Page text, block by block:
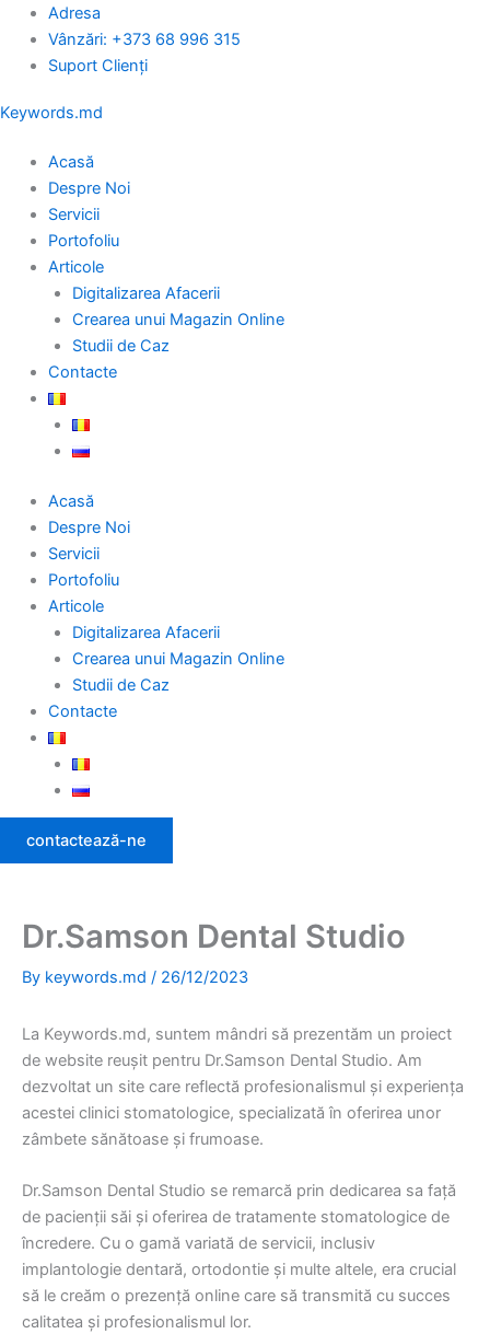
content
Adresa
Vânzări: +373 68 996 315
Suport Clienți
Keywords.md
Acasă
Despre Noi
Servicii
Portofoliu
Articole
Digitalizarea Afacerii
Crearea unui Magazin Online
Studii de Caz
Contacte
Acasă
Despre Noi
Servicii
Portofoliu
Articole
Digitalizarea Afacerii
Crearea unui Magazin Online
Studii de Caz
Contacte
contactează-ne
Dr.Samson Dental Studio
By keywords.md / 26/12/2023
La Keywords.md, suntem mândri să prezentăm un proiect
de website reușit pentru Dr.Samson Dental Studio. Am
dezvoltat un site care reflectă profesionalismul și experiența
acestei clinici stomatologice, specializată în oferirea unor
zâmbete sănătoase și frumoase.
Dr.Samson Dental Studio se remarcă prin dedicarea sa față
de pacienții săi și oferirea de tratamente stomatologice de
încredere. Cu o gamă variată de servicii, inclusiv
implantologie dentară, ortodontie și multe altele, era crucial
să le creăm o prezență online care să transmită cu succes
calitatea și profesionalismul lor.